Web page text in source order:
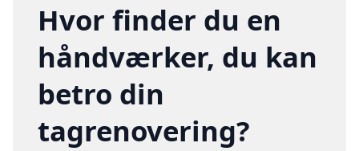
Hvor finder du en
håndværker, du kan
betro din
tagrenovering?